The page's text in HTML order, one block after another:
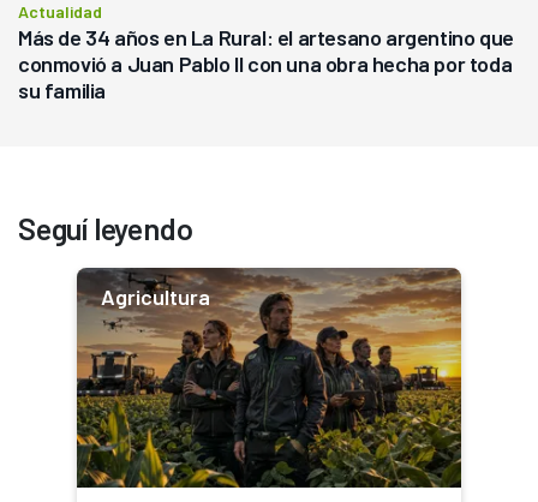
Actualidad
Más de 34 años en La Rural: el artesano argentino que
conmovió a Juan Pablo II con una obra hecha por toda
su familia
Seguí leyendo
Agricultura